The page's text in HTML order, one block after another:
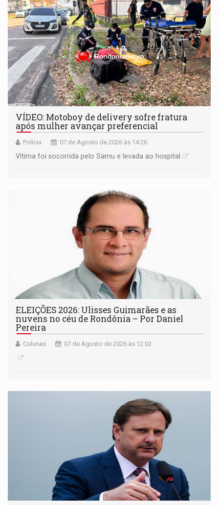
VÍDEO: Motoboy de delivery sofre fratura
após mulher avançar preferencial
Polícia 07 de Agosto de 2026 às 14:26
Vítima foi socorrida pelo Samu e levada ao hospital
ELEIÇÕES 2026: Ulisses Guimarães e as
nuvens no céu de Rondônia – Por Daniel
Pereira
Colunas 07 de Agosto de 2026 às 12:02